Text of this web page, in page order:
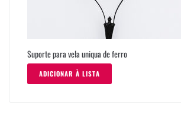
Suporte para vela uniqua de ferro
ADICIONAR À LISTA